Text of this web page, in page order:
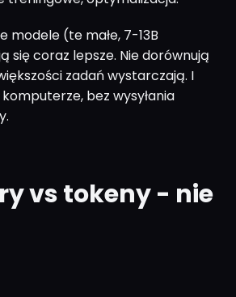
modele (te małe, 7-13B
się coraz lepsze. Nie dorównują
zadań wystarczają. I
bez wysyłania
vs tokeny - nie